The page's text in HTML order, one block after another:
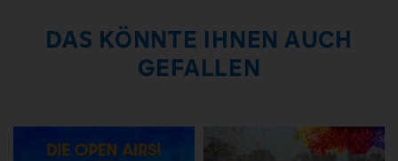
DAS KÖNNTE IHNEN AUCH
GEFALLEN